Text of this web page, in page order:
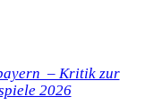
– Kritik zur
2026